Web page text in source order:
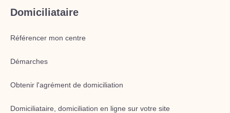
Domiciliataire
Référencer mon centre
Démarches
Obtenir l'agrément de domiciliation
Domiciliataire, domiciliation en ligne sur votre site